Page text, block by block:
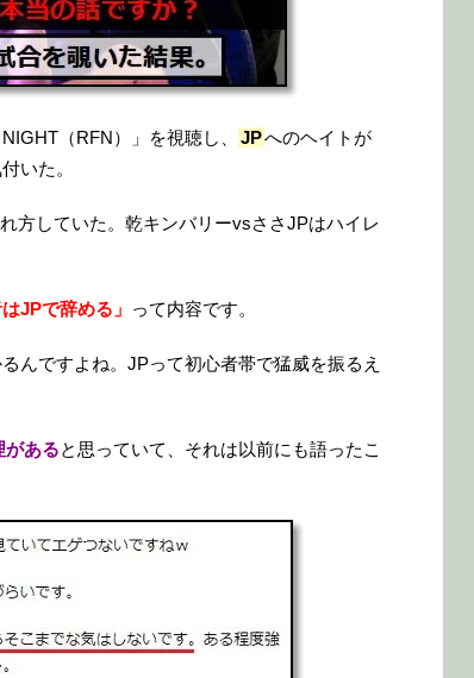
（RFN）」を視聴し、 JPへのヘイトが
いた。
方していた。乾キンバリーvsささJPはハイレ
はJPで辞める」 って内容です。
んですよね。JPって初心者帯で猛威を振るえ
があると思っていて、それは以前にも語ったこ